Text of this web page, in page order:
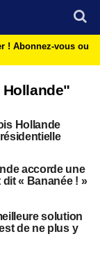
! Abonnez-vous ou
Hollande
accorde une
« Bananée ! »
solution
de ne plus y